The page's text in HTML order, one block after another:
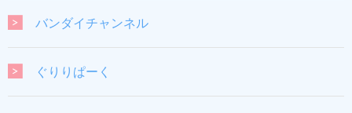
バンダイチャンネル
ぐりりぱーく